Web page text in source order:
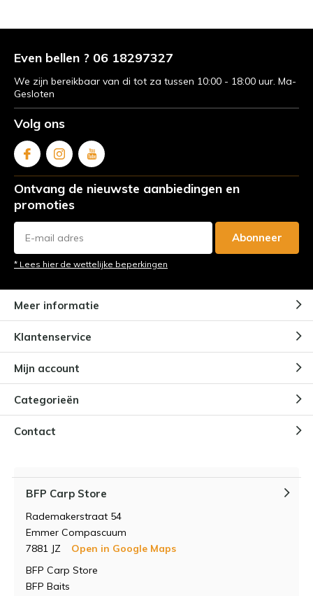
Even bellen ? 06 18297327
We zijn bereikbaar van di tot za tussen 10:00 - 18:00 uur. Ma-
Gesloten
Volg ons
Ontvang de nieuwste aanbiedingen en
promoties
Abonneer
* Lees hier de wettelijke beperkingen
Meer informatie
Klantenservice
Mijn account
Categorieën
Contact
BFP Carp Store
Rademakerstraat 54
Emmer Compascuum
7881 JZ
Open in Google Maps
BFP Carp Store
BFP Baits